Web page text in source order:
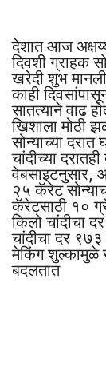
देशात आज
दिवशी ग्राहक
खरेदी शुभ
काही
सातत्याने वाढ
खिशाला मोठी
सोन्याच्या
चांदीच्या
वेबसाइटनुसार,
२५ कॅरेट
कॅरेटसाठी १०
किलो चांदीचा
चांदीचा दर
मेकिंग शुल्कामुळे
बदलतात